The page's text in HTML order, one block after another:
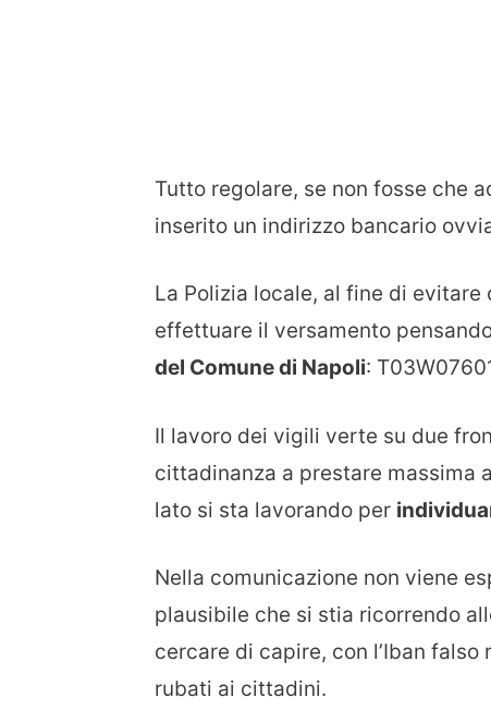
Tutto regolare, se non fosse che
inserito un indirizzo bancario
La Polizia locale, al fine di
effettuare il versamento
del Comune di Napoli:
Il lavoro dei vigili verte su due
cittadinanza a prestare massima
lato si sta lavorando per
Nella comunicazione non viene
plausibile che si stia ricorrendo
cercare di capire, con l’Iban
rubati ai cittadini.